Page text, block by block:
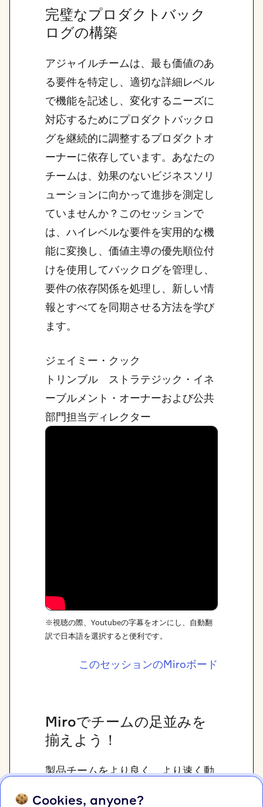
完璧なプロダクトバック
ログの構築
アジャイルチームは、最も価値のあ
る要件を特定し、適切な詳細レベル
で機能を記述し、変化するニーズに
対応するためにプロダクトバックロ
グを継続的に調整するプロダクトオ
ーナーに依存しています。あなたの
チームは、効果のないビジネスソリ
ューションに向かって進捗を測定し
ていませんか？このセッションで
は、ハイレベルな要件を実用的な機
能に変換し、価値主導の優先順位付
けを使用してバックログを管理し、
要件の依存関係を処理し、新しい情
報とすべてを同期させる方法を学び
ます。
ジェイミー・クック
トリンブル ストラテジック・イネ
ーブルメント・オーナーおよび公共
部門担当ディレクター
※視聴の際、Youtubeの字幕をオンにし、自動翻
訳で日本語を選択すると便利です。
このセッションのMiroボード
Miroでチームの足並みを
揃えよう！
製品チームをより良く、より速く動
Cookies, anyone?